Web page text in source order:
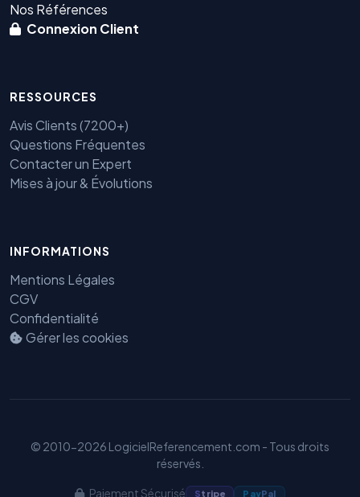
Nos Références
Connexion Client
RESSOURCES
Avis Clients (7200+)
Questions Fréquentes
Contacter un Expert
Mises à jour & Évolutions
INFORMATIONS
Mentions Légales
CGV
Confidentialité
Gérer les cookies
© 2010-2026 LogicielReferencement.com - Tous droits
réservés.
Paiement Sécurisé Stripe PayPal